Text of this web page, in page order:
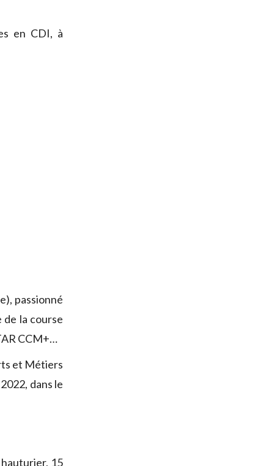
en CDI, à
passionné
de la course
CCM+…
et Métiers
dans le
15